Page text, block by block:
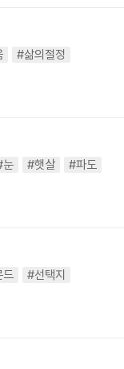
#삶의절정
눈 #햇살
#파도
드
#선택지